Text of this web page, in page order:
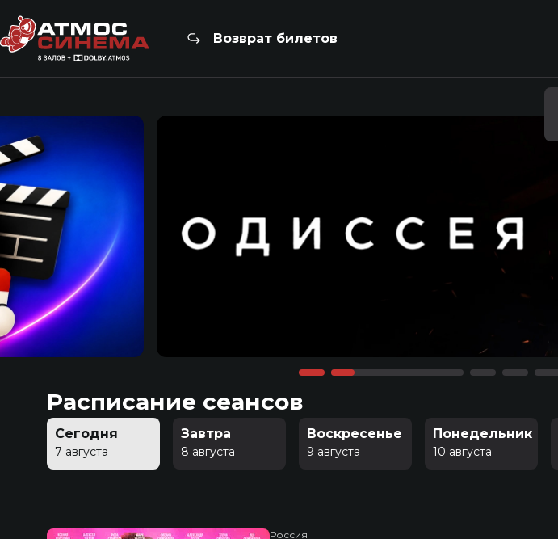
Возврат билетов
Расписание сеансов
Сегодня
7 августа
Завтра
8 августа
Воскресенье
9 августа
Понедельник
10 августа
Россия